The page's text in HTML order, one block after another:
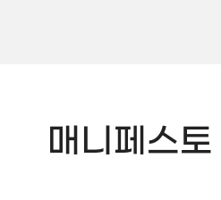
매니페스토